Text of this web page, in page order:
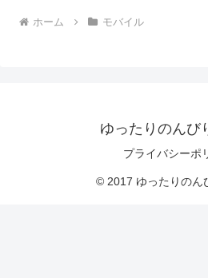
ホーム モバイル
ゆったりのんび
プライバシーポ
© 2017 ゆったりのん